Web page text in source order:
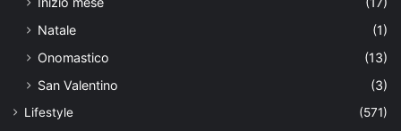
Natale
(1)
Onomastico
(13)
San Valentino
(3)
Lifestyle (571)